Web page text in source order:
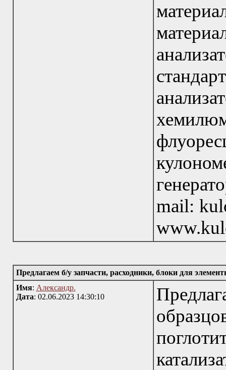
mail:
Предлагаем б/у запчасти, расходники, блоки для
Имя: Александр.
Дата: 02.06.2023 14:30:10